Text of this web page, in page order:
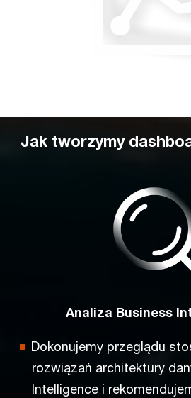
Jak tworzymy
Analiza Business
Dokonujemy przeglądu
rozwiązań architektury
Intelligence i